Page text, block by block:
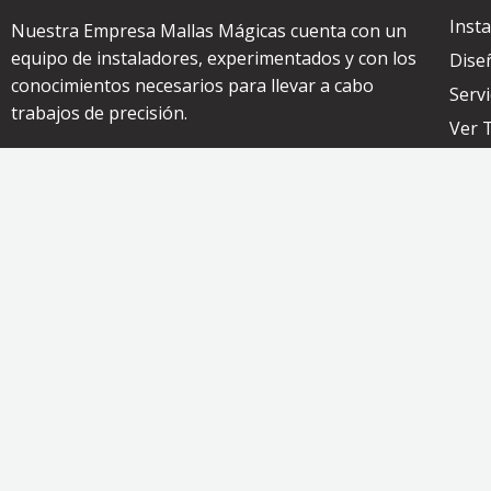
Nuestra Empresa Mallas Mágicas cuenta con un
equipo de instaladores, experimentados y con los
conocimientos necesarios para llevar a cabo
trabajos de precisión.
Ver